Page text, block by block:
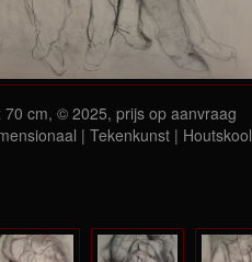
70 cm, © 2025, prijs op aanvraag
| Tekenkunst | Houtskool